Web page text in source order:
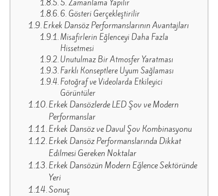
5. Zamanlama Yapılır
6. Gösteri Gerçekleştirilir
Erkek Dansöz Performanslarının Avantajları
Misafirlerin Eğlenceyi Daha Fazla
Hissetmesi
Unutulmaz Bir Atmosfer Yaratması
Farklı Konseptlere Uyum Sağlaması
Fotoğraf ve Videolarda Etkileyici
Görüntüler
Erkek Dansözlerde LED Şov ve Modern
Performanslar
Erkek Dansöz ve Davul Şov Kombinasyonu
Erkek Dansöz Performanslarında Dikkat
Edilmesi Gereken Noktalar
Erkek Dansözün Modern Eğlence Sektöründe
Yeri
Sonuç